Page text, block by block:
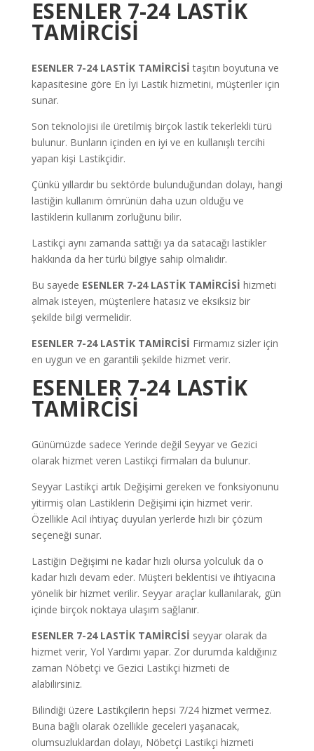
ESENLER 7-24 LASTİK
TAMİRCİSİ
ESENLER 7-24 LASTİK TAMİRCİSİ taşıtın boyutuna ve
kapasitesine göre En İyi Lastik hizmetini, müşteriler için
sunar.
Son teknolojisi ile üretilmiş birçok lastik tekerlekli türü
bulunur. Bunların içinden en iyi ve en kullanışlı tercihi
yapan kişi Lastikçidir.
Çünkü yıllardır bu sektörde bulunduğundan dolayı, hangi
lastiğin kullanım ömrünün daha uzun olduğu ve
lastiklerin kullanım zorluğunu bilir.
Lastikçi aynı zamanda sattığı ya da satacağı lastikler
hakkında da her türlü bilgiye sahip olmalıdır.
Bu sayede ESENLER 7-24 LASTİK TAMİRCİSİ hizmeti
almak isteyen, müşterilere hatasız ve eksiksiz bir
şekilde bilgi vermelidir.
ESENLER 7-24 LASTİK TAMİRCİSİ Firmamız sizler için
en uygun ve en garantili şekilde hizmet verir.
ESENLER 7-24 LASTİK
TAMİRCİSİ
Günümüzde sadece Yerinde değil Seyyar ve Gezici
olarak hizmet veren Lastikçi firmaları da bulunur.
Seyyar Lastikçi artık Değişimi gereken ve fonksiyonunu
yitirmiş olan Lastiklerin Değişimi için hizmet verir.
Özellikle Acil ihtiyaç duyulan yerlerde hızlı bir çözüm
seçeneği sunar.
Lastiğin Değişimi ne kadar hızlı olursa yolculuk da o
kadar hızlı devam eder. Müşteri beklentisi ve ihtiyacına
yönelik bir hizmet verilir. Seyyar araçlar kullanılarak, gün
içinde birçok noktaya ulaşım sağlanır.
ESENLER 7-24 LASTİK TAMİRCİSİ seyyar olarak da
hizmet verir, Yol Yardımı yapar. Zor durumda kaldığınız
zaman Nöbetçi ve Gezici Lastikçi hizmeti de
alabilirsiniz.
Bilindiği üzere Lastikçilerin hepsi 7/24 hizmet vermez.
Buna bağlı olarak özellikle geceleri yaşanacak,
olumsuzluklardan dolayı, Nöbetçi Lastikçi hizmeti